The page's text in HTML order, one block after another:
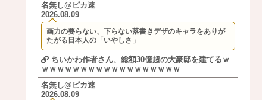
名無し@ピカ速
2026.08.09
画力の要らない、下らない落書きデザのキャラをありが
たがる日本人の「いやしさ」
ちいかわ作者さん、総額30億超の大豪邸を建てるｗ
ｗｗｗｗｗｗｗｗｗｗｗｗｗｗｗｗｗｗ
名無し@ピカ速
2026.08.09